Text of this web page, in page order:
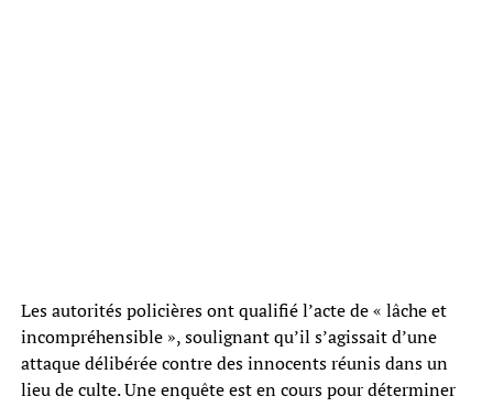
Les autorités policières ont qualifié l’acte de « lâche et
incompréhensible », soulignant qu’il s’agissait d’une
attaque délibérée contre des innocents réunis dans un
lieu de culte. Une enquête est en cours pour déterminer